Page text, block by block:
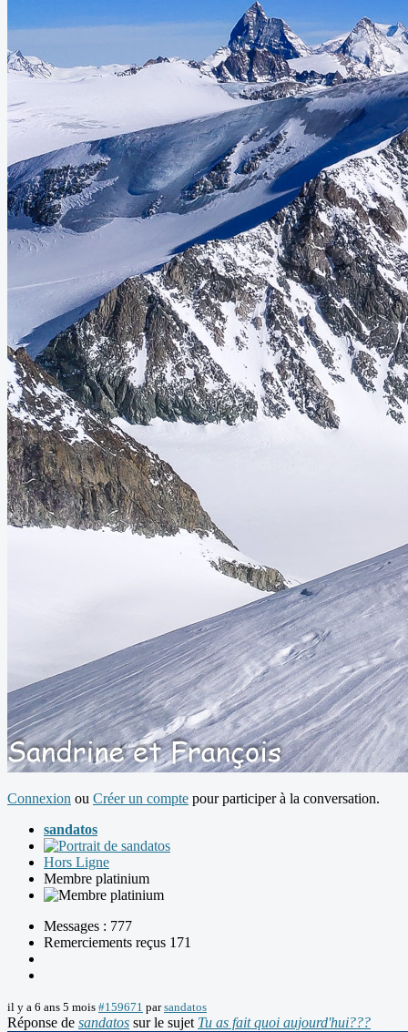
Connexion ou Créer un compte pour participer à la conversation.
sandatos
Hors Ligne
Membre platinium
Messages : 777
Remerciements reçus 171
il y a 6 ans 5 mois #159671 parsandatos
Réponse de sandatos sur le sujet Tu as fait quoi aujourd'hui???